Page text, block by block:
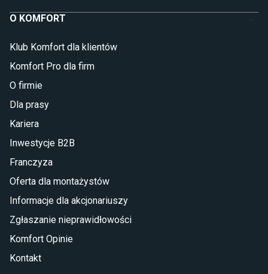
O KOMFORT
Klub Komfort dla klientów
Komfort Pro dla firm
O firmie
Dla prasy
Kariera
Inwestycje B2B
Franczyza
Oferta dla montażystów
Informacje dla akcjonariuszy
Zgłaszanie nieprawidłowości
Komfort Opinie
Kontakt